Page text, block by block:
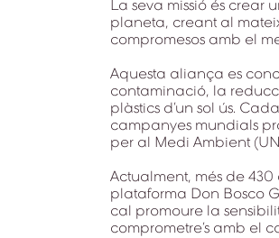
La seva missió és
planeta, creant al
compromesos amb el
Aquesta aliança es
contaminació, la
plàstics d’un sol ús.
campanyes mundials
per al Medi Ambient
Actualment, més de 430
plataforma Don Bosco
cal promoure la
comprometre’s amb el